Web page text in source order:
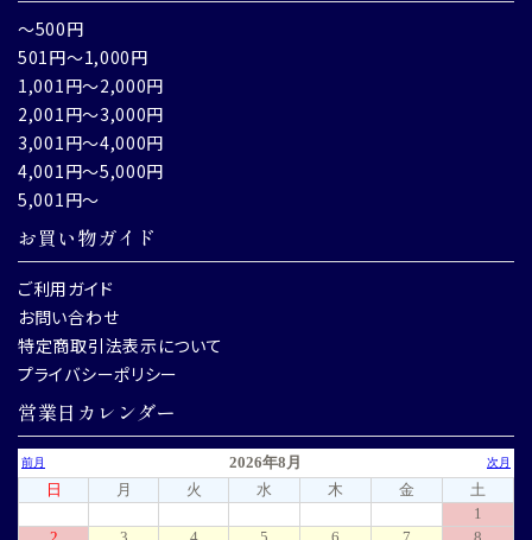
～500円
501円～1,000円
1,001円～2,000円
2,001円～3,000円
3,001円～4,000円
4,001円～5,000円
5,001円～
お買い物ガイド
ご利用ガイド
お問い合わせ
特定商取引法表示について
プライバシーポリシー
営業日カレンダー